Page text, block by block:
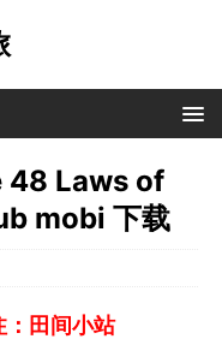
48 Laws of
mobi 下载
：田间小站